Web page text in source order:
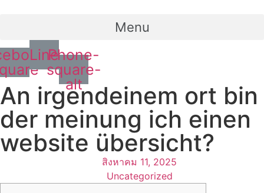
Menu
LinePhone-
square-
alt
An irgendeinem ort bin
der meinung ich einen
website übersicht?
สิงหาคม 11, 2025
Uncategorized